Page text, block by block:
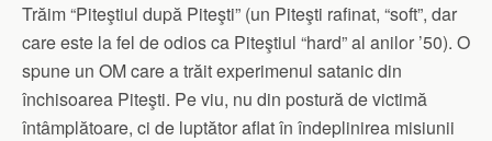
Trăim “Piteştiul după Piteşti” (un Piteşti rafinat, “soft”, dar
care este la fel de odios ca Piteştiul “hard” al anilor ’50). O
spune un OM care a trăit experimenul satanic din
închisoarea Piteşti. Pe viu, nu din postură de victimă
întâmplătoare, ci de luptător aflat în îndeplinirea misiunii